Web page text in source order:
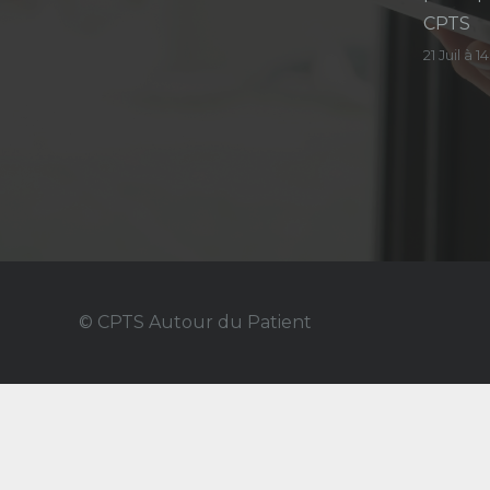
CPTS
21 Juil à
© CPTS Autour du Patient